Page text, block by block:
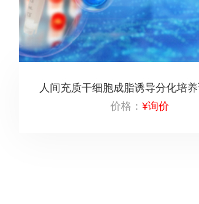
人间充质干细胞成脂诱导分化培
价格： ¥询价